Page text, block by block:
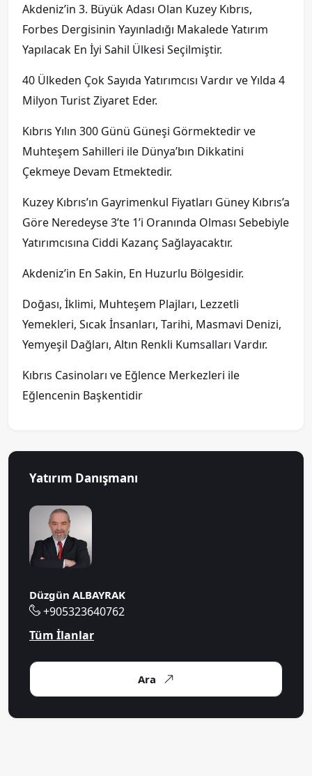
Akdeniz’in 3. Büyük Adası Olan Kuzey Kıbrıs,
Forbes Dergisinin Yayınladığı Makalede Yatırım
Yapılacak En İyi Sahil Ülkesi Seçilmiştir.
40 Ülkeden Çok Sayıda Yatırımcısı Vardır ve Yılda 4
Milyon Turist Ziyaret Eder.
Kıbrıs Yılın 300 Günü Güneşi Görmektedir ve
Muhteşem Sahilleri ile Dünya’bın Dikkatini
Çekmeye Devam Etmektedir.
Kuzey Kıbrıs’ın Gayrimenkul Fiyatları Güney Kıbrıs’a
Göre Neredeyse 3’te 1’i Oranında Olması Sebebiyle
Yatırımcısına Ciddi Kazanç Sağlayacaktır.
Akdeniz’in En Sakin, En Huzurlu Bölgesidir.
Doğası, İklimi, Muhteşem Plajları, Lezzetli
Yemekleri, Sıcak İnsanları, Tarihi, Masmavi Denizi,
Yemyeşil Dağları, Altın Renkli Kumsalları Vardır.
Kıbrıs Casinoları ve Eğlence Merkezleri ile
Eğlencenin Başkentidir
Yatırım Danışmanı
Düzgün ALBAYRAK
+905323640762
Tüm İlanlar
Ara